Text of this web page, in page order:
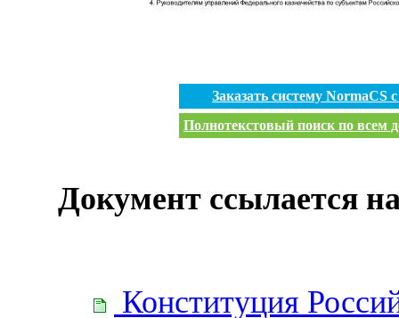
Заказать систему
Полнотекстовый поиск по всем
Документ ссылается
Конституция